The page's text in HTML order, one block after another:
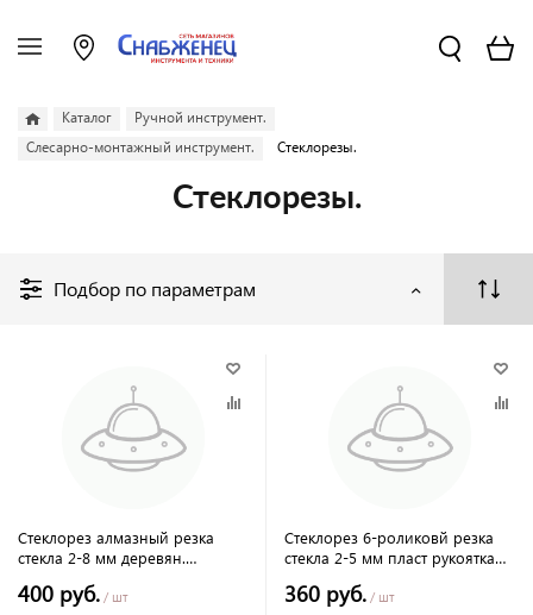
Каталог
Ручной инструмент.
Слесарно-монтажный инструмент.
Стеклорезы.
Стеклорезы.
Подбор по параметрам
Стеклорез алмазный резка
стекла 2-8 мм деревян.
400 руб. / шт
Стеклорез 6-роликовй резка
стекла 2-5 мм пласт рукоятка
360 руб. / шт